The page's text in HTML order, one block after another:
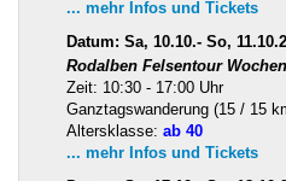
... mehr Infos und Tickets
Datum: Sa, 10.10.- So,
Rodalben Felsentour
Zeit: 10:30 - 17:00 Uhr
Ganztagswanderung (15 / 15
Altersklasse: ab 40
... mehr Infos und Tickets